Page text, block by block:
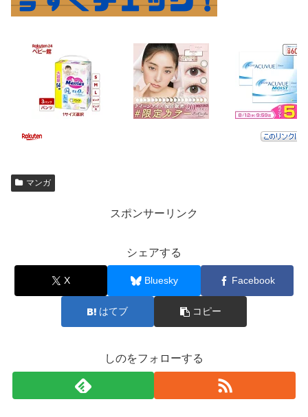
マンガ
スポンサーリンク
シェアする
X Bluesky Facebook
はてブ コピー
しのをフォローする